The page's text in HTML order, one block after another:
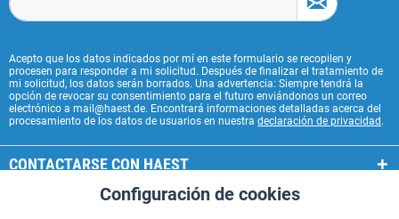
Acepto que los datos indicados por mí en este formulario se recopilen y
procesen para responder a mi solicitud. Después de finalizar el tratamiento de
mi solicitud, los datos serán borrados. Una advertencia: Siempre tendrá la
opción de revocar su consentimiento para el futuro enviándonos un correo
electrónico a mail@haest.de. Encontrará informaciones detalladas acerca del
procesamiento de los datos de usuarios en nuestra declaración de privacidad .
CONTACTARSE CON HAEST
SERVICIOS HAEST
Funcionales Aktiv
Configuración de cookies